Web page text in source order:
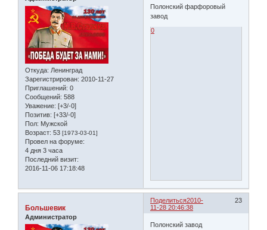
Откуда: Ленинград
Зарегистрирован: 2010-11-27
Приглашений: 0
Сообщений: 588
Уважение: [+3/-0]
Позитив: [+33/-0]
Пол: Мужской
Возраст: 53 [1973-03-01]
Провел на форуме:
4 дня 3 часа
Последний визит:
2016-11-06 17:18:48
Полонский фарфоровый
завод
0
Поделиться 23
2010-
11-28 20:46:38
Большевик
Администратор
Полонский завод